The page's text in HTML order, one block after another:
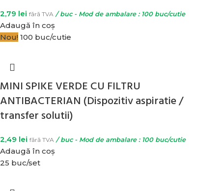
2,79 lei fără TVA / buc - Mod de ambalare : 100 buc/cutie
Adaugă în coș
Nou! 100 buc/cutie
MINI SPIKE VERDE CU FILTRU
ANTIBACTERIAN (Dispozitiv aspiratie /
transfer solutii)
2,49 lei fără TVA / buc - Mod de ambalare : 100 buc/cutie
Adaugă în coș
25 buc/set